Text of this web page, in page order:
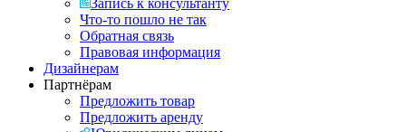
Запись к консультанту
Что-то пошло не так
Обратная связь
Правовая информация
Дизайнерам
Партнёрам
Предложить товар
Предложить аренду